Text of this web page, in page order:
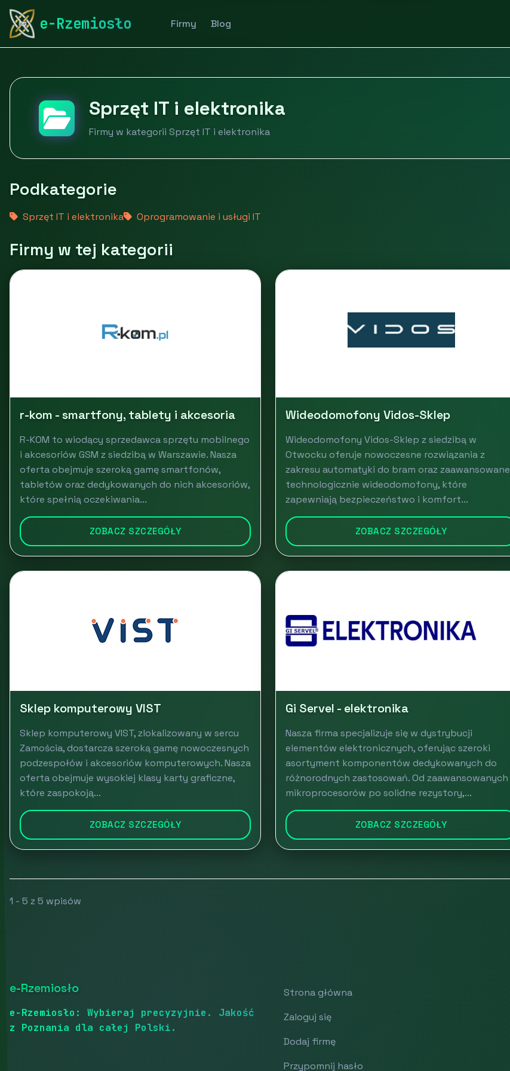
e-Rzemiosło Firmy Blog
rymarstwo-poznan.pl
Sprzęt IT i elektronika
Firmy w kategorii Sprzęt IT i elektronika
Podkategorie
Sprzęt IT i elektronika Oprogramowanie i usługi IT
Firmy w tej kategorii
r-kom - smartfony, tablety i akcesoria
R-KOM to wiodący sprzedawca sprzętu mobilnego
i akcesoriów GSM z siedzibą w Warszawie. Nasza
oferta obejmuje szeroką gamę smartfonów,
tabletów oraz dedykowanych do nich akcesoriów,
które spełnią oczekiwania...
ZOBACZ SZCZEGÓŁY
Wideodomofony Vidos-Sklep
Wideodomofony Vidos-Sklep z siedzibą w
Otwocku oferuje nowoczesne rozwiązania z
zakresu automatyki do bram oraz zaawansowane
technologicznie wideodomofony, które
zapewniają bezpieczeństwo i komfort...
ZOBACZ SZCZEGÓŁY
Sklep komputerowy VIST
Sklep komputerowy VIST, zlokalizowany w sercu
Zamościa, dostarcza szeroką gamę nowoczesnych
podzespołów i akcesoriów komputerowych. Nasza
oferta obejmuje wysokiej klasy karty graficzne,
które zaspokoją...
ZOBACZ SZCZEGÓŁY
Gi Servel - elektronika
Nasza firma specjalizuje się w dystrybucji
elementów elektronicznych, oferując szeroki
asortyment komponentów dedykowanych do
różnorodnych zastosowań. Od zaawansowanych
mikroprocesorów po solidne rezystory,...
ZOBACZ SZCZEGÓŁY
1 - 5 z 5 wpisów
e-Rzemiosło
e-Rzemiosło: Wybieraj precyzyjnie. Jakość
z Poznania dla całej Polski.
Strona główna
Zaloguj się
Dodaj firmę
Przypomnij hasło